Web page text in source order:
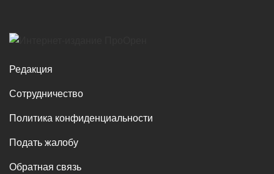
Редакция
Сотрудничество
Политика конфиденциальности
Подать жалобу
Обратная связь